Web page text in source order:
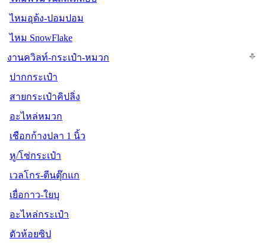
ไหมอุด้ง-ปอมปอม
ไหม SnowFlake
งานควิลท์-กระเป๋า-หมวก
ปากกระเป๋า
สายกระเป๋าคิปลิ่ง
อะไหล่หมวก
เชือกก้างปลา 1 นิ้ว
หู/โซ่กระเป๋า
เวลโกร-ตีนตุ๊กแก
เยื่อกาว-ใยบุ
อะไหล่กระเป๋า
ตัวห้อยซิป